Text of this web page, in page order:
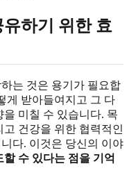
하기 위한 효
는 것은 용기가 필요합
게 받아들여지고 그 다
미칠 수 있습니다. 목
건강을 위한 협력적인
다. 이것은 당신의 이야
수 있다는 점을 기억